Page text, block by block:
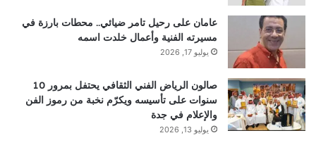
عامان على رحيل تامر ضيائي.. محطات بارزة في
مسيرته الفنية وأعمال خلدت اسمه
يوليو 17, 2026
صالون الرياض الفني الثقافي يحتفل بمرور 10
سنوات على تأسيسه ويكرّم نخبة من رموز الفن
والإعلام في جدة
يوليو 13, 2026